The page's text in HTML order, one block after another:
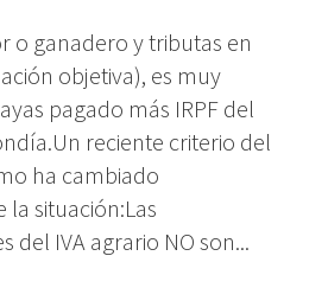
o ganadero y tributas en
objetiva), es muy
pagado más IRPF del
reciente criterio del
ha cambiado
situación:Las
del IVA agrario NO son...